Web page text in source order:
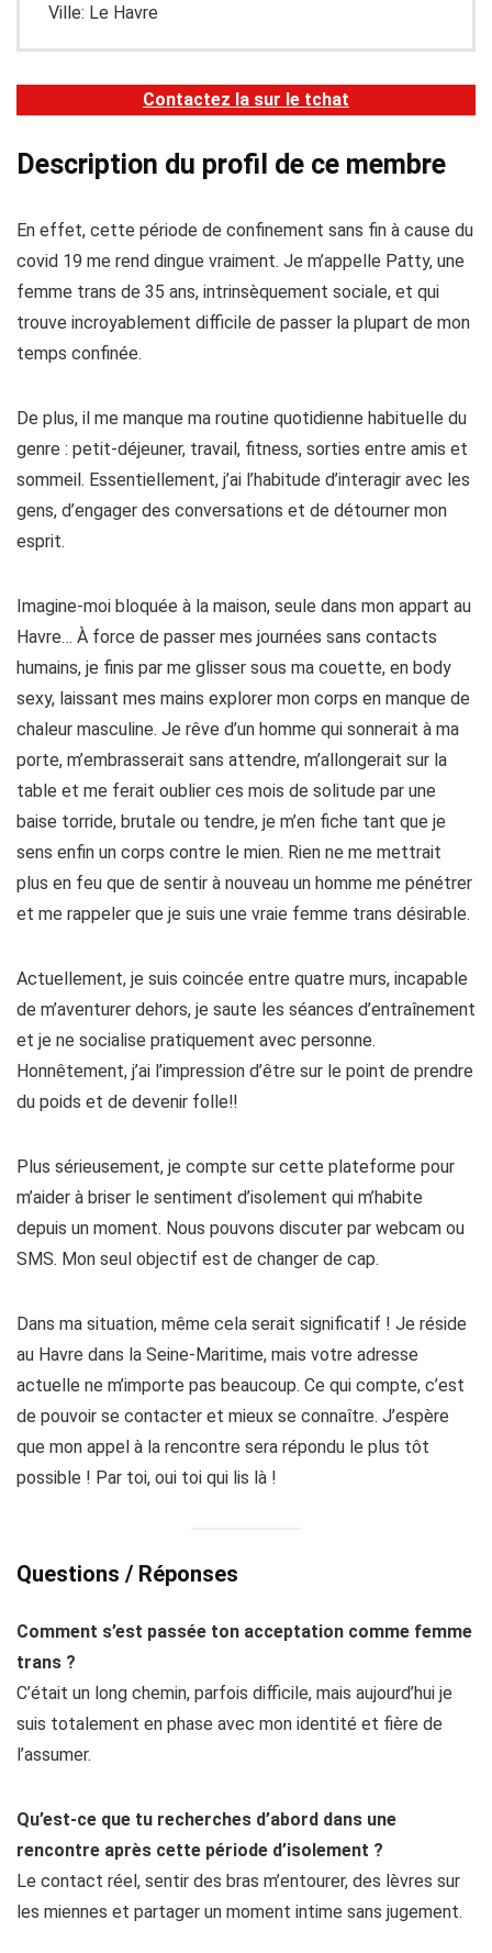
Ville: Le Havre
Contactez la sur le tchat
Description du profil de ce membre
En effet, cette période de confinement sans fin à cause du
covid 19 me rend dingue vraiment. Je m’appelle Patty, une
femme trans de 35 ans, intrinsèquement sociale, et qui
trouve incroyablement difficile de passer la plupart de mon
temps confinée.
De plus, il me manque ma routine quotidienne habituelle du
genre : petit-déjeuner, travail, fitness, sorties entre amis et
sommeil. Essentiellement, j’ai l’habitude d’interagir avec les
gens, d’engager des conversations et de détourner mon
esprit.
Imagine-moi bloquée à la maison, seule dans mon appart au
Havre… À force de passer mes journées sans contacts
humains, je finis par me glisser sous ma couette, en body
sexy, laissant mes mains explorer mon corps en manque de
chaleur masculine. Je rêve d’un homme qui sonnerait à ma
porte, m’embrasserait sans attendre, m’allongerait sur la
table et me ferait oublier ces mois de solitude par une
baise torride, brutale ou tendre, je m’en fiche tant que je
sens enfin un corps contre le mien. Rien ne me mettrait
plus en feu que de sentir à nouveau un homme me pénétrer
et me rappeler que je suis une vraie femme trans désirable.
Actuellement, je suis coincée entre quatre murs, incapable
de m’aventurer dehors, je saute les séances d’entraînement
et je ne socialise pratiquement avec personne.
Honnêtement, j’ai l’impression d’être sur le point de prendre
du poids et de devenir folle‼
Plus sérieusement, je compte sur cette plateforme pour
m’aider à briser le sentiment d’isolement qui m’habite
depuis un moment. Nous pouvons discuter par webcam ou
SMS. Mon seul objectif est de changer de cap.
Dans ma situation, même cela serait significatif ! Je réside
au Havre dans la Seine-Maritime, mais votre adresse
actuelle ne m’importe pas beaucoup. Ce qui compte, c’est
de pouvoir se contacter et mieux se connaître. J’espère
que mon appel à la rencontre sera répondu le plus tôt
possible ! Par toi, oui toi qui lis là !
Questions / Réponses
Comment s’est passée ton acceptation comme femme
trans ?
C’était un long chemin, parfois difficile, mais aujourd’hui je
suis totalement en phase avec mon identité et fière de
l’assumer.
Qu’est-ce que tu recherches d’abord dans une
rencontre après cette période d’isolement ?
Le contact réel, sentir des bras m’entourer, des lèvres sur
les miennes et partager un moment intime sans jugement.